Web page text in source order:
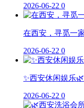
2026-06-22 0
在西安，寻觅一
2026-06-22 0
✨西安休闲娱乐
2026-06-22 0